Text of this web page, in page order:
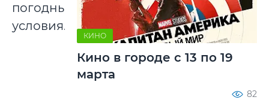
погодные
условия.
КИНО
Кино в городе с 13 по 19
марта
82